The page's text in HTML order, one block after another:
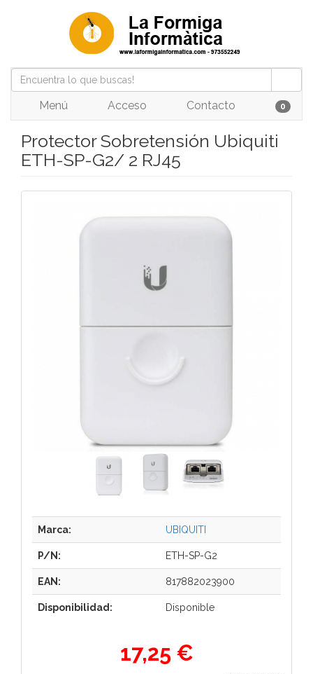
Menú Acceso Contacto 0
Protector Sobretensión Ubiquiti
ETH-SP-G2/ 2 RJ45
Marca: UBIQUITI
P/N: ETH-SP-G2
EAN: 817882023900
Disponibilidad: Disponible
17,25 €